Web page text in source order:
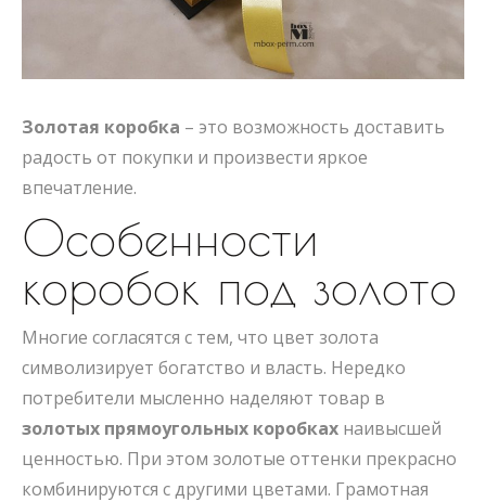
Золотая коробка – это возможность доставить
радость от покупки и произвести яркое
впечатление.
Особенности
коробок под золото
Многие согласятся с тем, что цвет золота
символизирует богатство и власть. Нередко
потребители мысленно наделяют товар в
золотых прямоугольных коробках наивысшей
ценностью. При этом золотые оттенки прекрасно
комбинируются с другими цветами. Грамотная